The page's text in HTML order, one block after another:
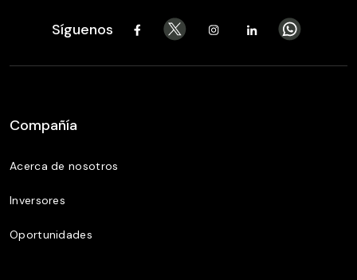
Síguenos
Compañía
Acerca de nosotros
Inversores
Oportunidades